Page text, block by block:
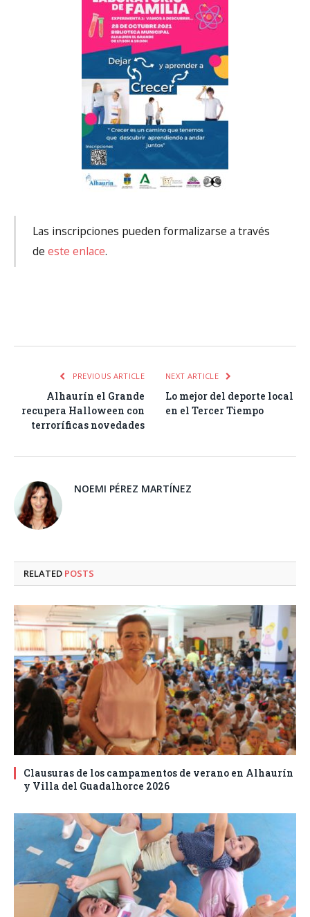
Las inscripciones pueden formalizarse a través
de este enlace.
PREVIOUS ARTICLE
Alhaurín el Grande
recupera Halloween con
terroríficas novedades
NEXT ARTICLE
Lo mejor del deporte local
en el Tercer Tiempo
NOEMI PÉREZ MARTÍNEZ
RELATED POSTS
Clausuras de los campamentos de verano en Alhaurín
y Villa del Guadalhorce 2026